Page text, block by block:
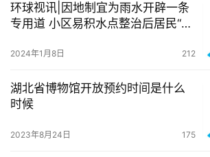
环球视讯|因地制宜为雨水开辟一条
专用道 小区易积水点整治后居民“下
2024年1月8日 212
湖北省博物馆开放预约时间是什么
时候
2023年8月24日 175